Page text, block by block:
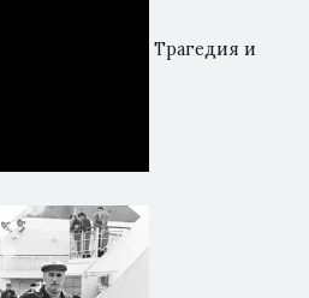
Трагедия и